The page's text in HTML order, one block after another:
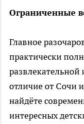
Ограниченные
Главное
практически
развлекательной
отличие от Сочи
найдёте
интересных